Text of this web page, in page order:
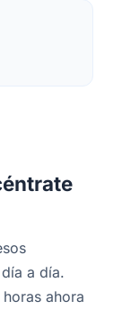
a día.
ahora